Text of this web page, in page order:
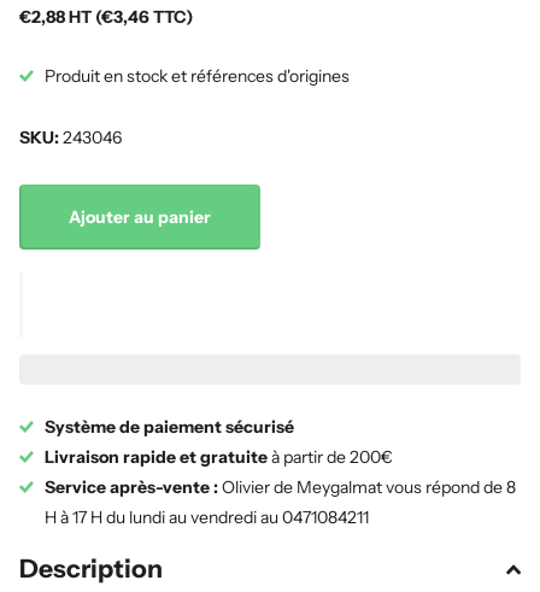
€2,88 HT (€3,46 TTC)
Produit en stock et références d'origines
SKU:243046
Ajouter au panier
Système de paiement sécurisé
Livraison rapide et gratuiteà partir de 200€
Service après-vente :Olivier de Meygalmat vous répond de 8
H à 17 H du lundi au vendredi au 0471084211
Description